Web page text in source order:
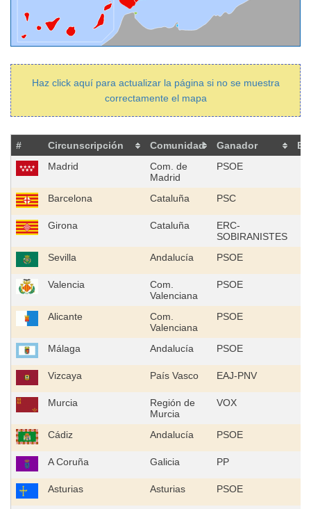
Haz click aquí para actualizar la página si no se muestra
correctamente el mapa
# Circunscripción Comunidad Ganador
Madrid
Com. de
Madrid
PSOE
Barcelona Cataluña PSC
Girona Cataluña
ERC-
SOBIRANISTES
Sevilla
Andalucía PSOE
Valencia
Com.
Valenciana
PSOE
Alicante
Com.
Valenciana
PSOE
Málaga Andalucía PSOE
Vizcaya País Vasco EAJ-PNV
Murcia
Región de
Murcia
VOX
Cádiz Andalucía PSOE
A Coruña Galicia PP
Asturias Asturias PSOE